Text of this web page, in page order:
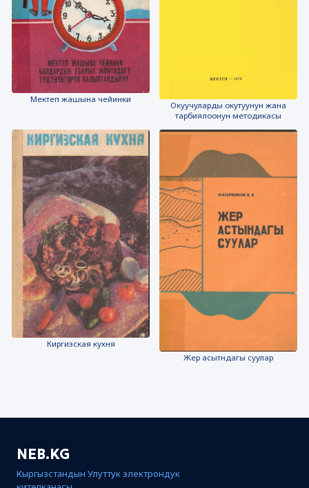
Мектеп жашына чейинки
Окуучуларды окутуунун жана
тарбиялоонун методикасы
Киргизская кухня
Жер асытндагы суулар
NEB.KG
Кыргызстандын Улуттук электрондук